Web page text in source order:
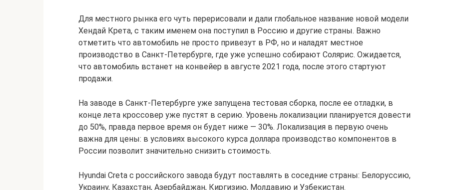
Для местного рынка его чуть перерисовали и дали глобальное название новой модели
Хендай Крета, с таким именем она поступил в Россию и другие страны. Важно
отметить что автомобиль не просто привезут в РФ, но и наладят местное
производство в Санкт-Петербурге, где уже успешно собирают Солярис. Ожидается,
что автомобиль встанет на конвейер в августе 2021 года, после этого стартуют
продажи.
На заводе в Санкт-Петербурге уже запущена тестовая сборка, после ее отладки, в
конце лета кроссовер уже пустят в серию. Уровень локализации планируется довести
до 50%, правда первое время он будет ниже — 30%. Локализация в первую очень
важна для цены: в условиях высокого курса доллара производство компонентов в
России позволит значительно снизить стоимость.
Hyundai Creta с российского завода будут поставлять в соседние страны: Белоруссию,
Украину, Казахстан, Азербайджан, Киргизию, Молдавию и Узбекистан.